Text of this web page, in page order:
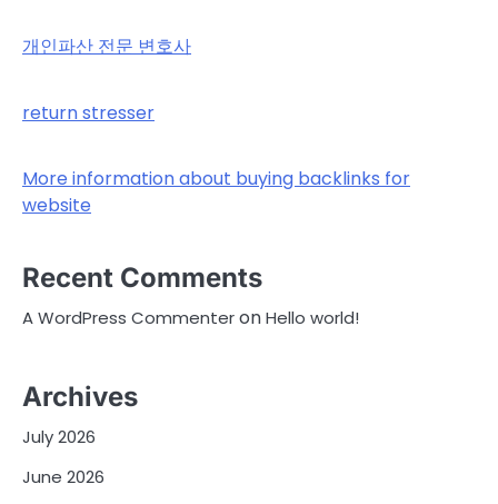
개인파산 전문 변호사
return stresser
More information about buying backlinks for
website
Recent Comments
A WordPress CommenteronHello world!
Archives
July 2026
June 2026